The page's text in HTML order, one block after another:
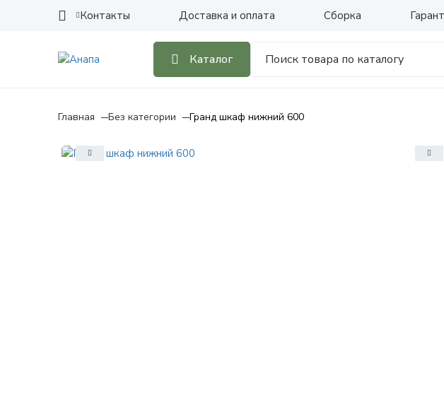
Контакты Доставка и оплата Сборка
Каталог
Главная Без категории Гранд шкаф нижний 600